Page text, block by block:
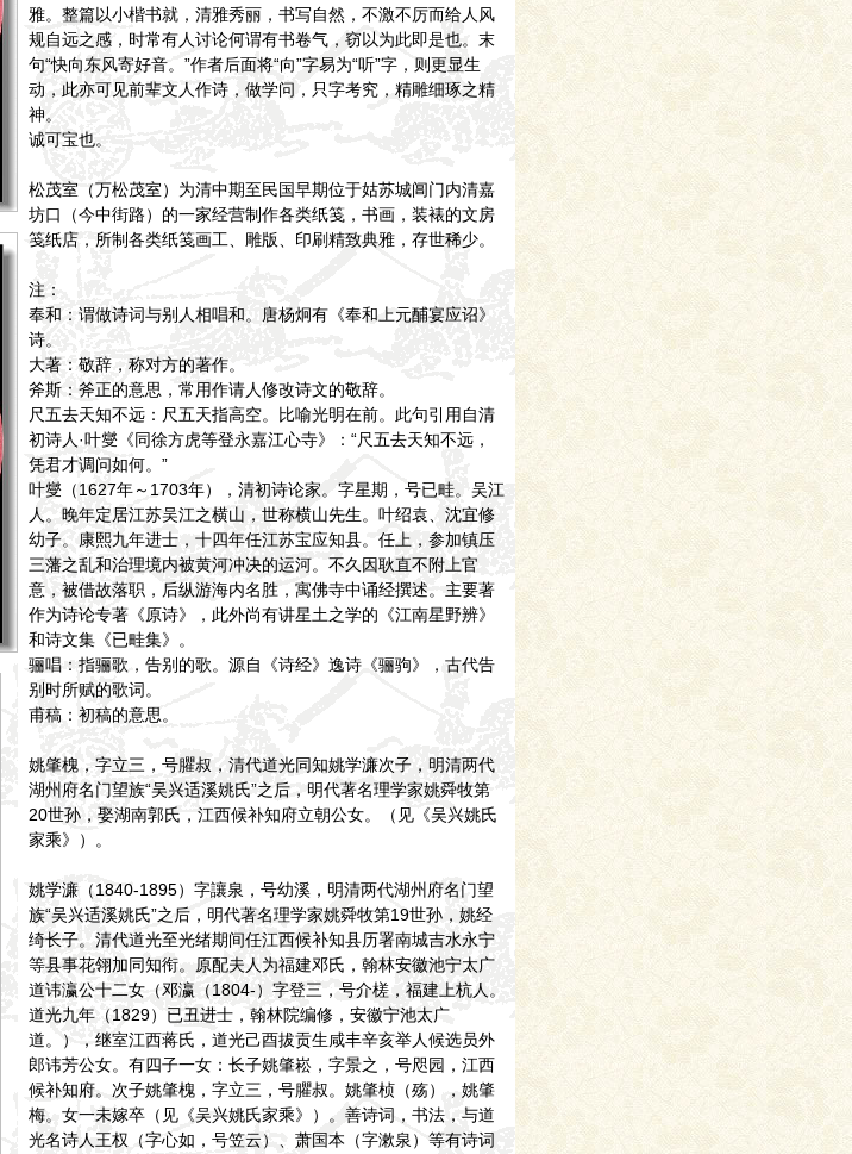
雅。整篇以小楷书就，清雅秀丽，书写自然，不激不厉而给人风
规自远之感，时常有人讨论何谓有书卷气，窃以为此即是也。末
句“快向东风寄好音。”作者后面将“向”字易为“听”字，则更显生
动，此亦可见前辈文人作诗，做学问，只字考究，精雕细琢之精
神。
诚可宝也。
松茂室（万松茂室）为清中期至民国早期位于姑苏城阊门内清嘉
坊口（今中街路）的一家经营制作各类纸笺，书画，装裱的文房
笺纸店，所制各类纸笺画工、雕版、印刷精致典雅，存世稀少。
注：
奉和：谓做诗词与别人相唱和。唐杨炯有《奉和上元酺宴应诏》
诗。
大著：敬辞，称对方的著作。
斧斯：斧正的意思，常用作请人修改诗文的敬辞。
尺五去天知不远：尺五天指高空。比喻光明在前。此句引用自清
初诗人·叶燮《同徐方虎等登永嘉江心寺》：“尺五去天知不远，
凭君才调问如何。”
叶燮（1627年～1703年），清初诗论家。字星期，号已畦。吴江
人。晚年定居江苏吴江之横山，世称横山先生。叶绍袁、沈宜修
幼子。康熙九年进士，十四年任江苏宝应知县。任上，参加镇压
三藩之乱和治理境内被黄河冲决的运河。不久因耿直不附上官
意，被借故落职，后纵游海内名胜，寓佛寺中诵经撰述。主要著
作为诗论专著《原诗》，此外尚有讲星土之学的《江南星野辨》
和诗文集《已畦集》。
骊唱：指骊歌，告别的歌。源自《诗经》逸诗《骊驹》，古代告
别时所赋的歌词。
甫稿：初稿的意思。
姚肇槐，字立三，号臞叔，清代道光同知姚学濂次子，明清两代
湖州府名门望族“吴兴适溪姚氏”之后，明代著名理学家姚舜牧第
20世孙，娶湖南郭氏，江西候补知府立朝公女。（见《吴兴姚氏
家乘》）。
姚学濂（1840-1895）字讓泉，号幼溪，明清两代湖州府名门望
族“吴兴适溪姚氏”之后，明代著名理学家姚舜牧第19世孙，姚经
绮长子。清代道光至光绪期间任江西候补知县历署南城吉水永宁
等县事花翎加同知衔。原配夫人为福建邓氏，翰林安徽池宁太广
道讳瀛公十二女（邓瀛（1804-）字登三，号介槎，福建上杭人。
道光九年（1829）已丑进士，翰林院编修，安徽宁池太广
道。），继室江西蒋氏，道光己酉拔贡生咸丰辛亥举人候选员外
郎讳芳公女。有四子一女：长子姚肇崧，字景之，号咫园，江西
候补知府。次子姚肇槐，字立三，号臞叔。姚肇桢（殇），姚肇
梅。女一未嫁卒（见《吴兴姚氏家乘》）。善诗词，书法，与道
光名诗人王权（字心如，号笠云）、萧国本（字漱泉）等有诗词